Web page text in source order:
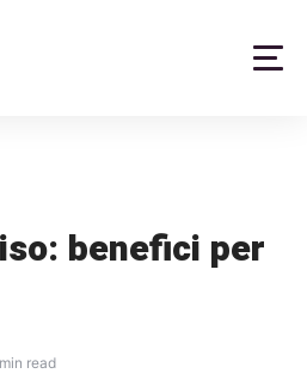
benefici per
min read